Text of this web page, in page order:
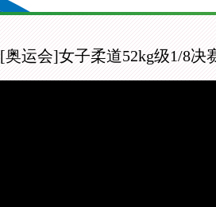
[奥运会]女子柔道52kg级1/8决